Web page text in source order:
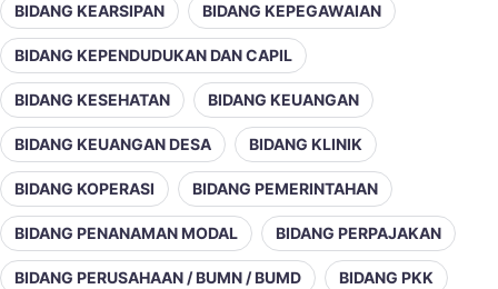
BIDANG KEARSIPAN BIDANG KEPEGAWAIAN
BIDANG KEPENDUDUKAN DAN CAPIL
BIDANG KESEHATAN BIDANG KEUANGAN
BIDANG KEUANGAN DESA BIDANG KLINIK
BIDANG KOPERASI BIDANG PEMERINTAHAN
BIDANG PENANAMAN MODAL BIDANG PERPAJAKAN
BIDANG PERUSAHAAN / BUMN / BUMD BIDANG PKK